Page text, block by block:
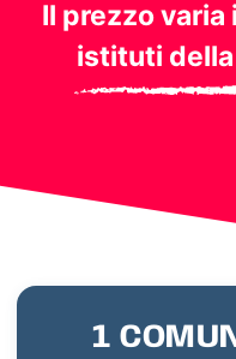
Il prezzo varia
istituti
1